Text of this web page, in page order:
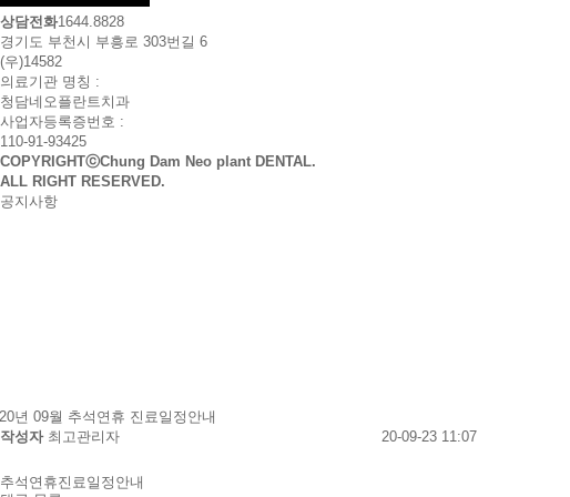
상담전화1644.8828
경기도 부천시 부흥로 303번길 6
(우)14582
의료기관 명칭 :
청담네오플란트치과
사업자등록증번호 :
110-91-93425
COPYRIGHTⓒChung Dam Neo plant DENTAL.
ALL RIGHT RESERVED.
공지사항
공
지
항
년 09월 추석연휴 진료일정안내
작성자 최고관리자
작
20-09-23 11:07
련
링
문
추석연휴진료일정안내